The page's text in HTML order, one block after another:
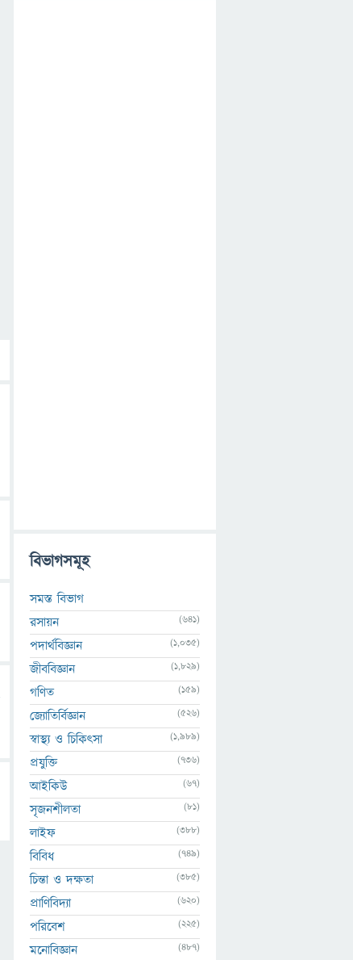
বিভাগসমূহ
সমস্ত বিভাগ
রসায়ন
(641)
পদার্থবিজ্ঞান (1,035)
জীববিজ্ঞান (1,829)
গণিত (159)
জ্যোতির্বিজ্ঞান (526)
স্বাস্থ্য ও চিকিৎসা (1,989)
প্রযুক্তি (736)
আইকিউ (67)
সৃজনশীলতা (81)
লাইফ (388)
বিবিধ (749)
চিন্তা ও দক্ষতা (385)
প্রাণিবিদ্যা (620)
পরিবেশ (225)
মনোবিজ্ঞান (487)